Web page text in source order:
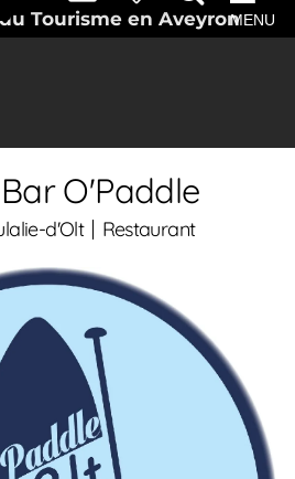
Tourisme en AveyronMENU
O'Paddle
d'Olt Restaurant